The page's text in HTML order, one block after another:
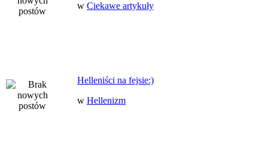
w Ciekawe artykuły
Helleniści na fejsie:)
w Hellenizm